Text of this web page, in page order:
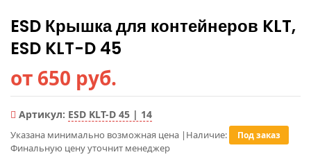
ESD Крышка для контейнеров KLT,
ESD KLT-D 45
от 650 руб.
Артикул: ESD KLT-D 45 | 14
Указана минимально возможная цена |
Финальную цену уточнит менеджер
Наличие: Под заказ